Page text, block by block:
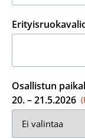
Osallistun
20. – 21.5.2026